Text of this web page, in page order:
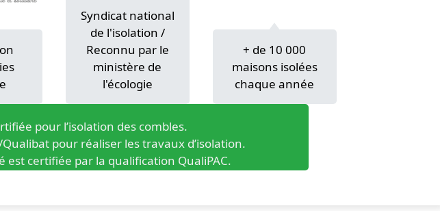
Syndicat national
de l'isolation /
Reconnu par le
ministère de
l'écologie
+ de 10 000
maisons isolées
chaque année
pour l’isolation des combles.
pour réaliser les travaux d’isolation.
certifiée par la qualification QualiPAC.